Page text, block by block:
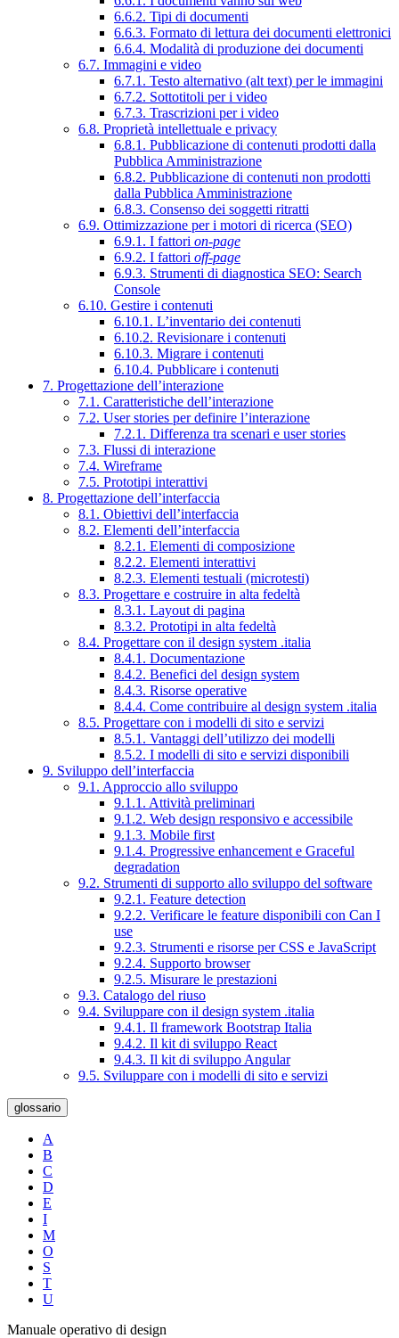
6.6.2. Tipi di documenti
6.6.3. Formato di lettura dei documenti elettronici
6.6.4. Modalità di produzione dei documenti
6.7. Immagini e video
6.7.1. Testo alternativo (alt text) per le immagini
6.7.2. Sottotitoli per i video
6.7.3. Trascrizioni per i video
6.8. Proprietà intellettuale e privacy
6.8.1. Pubblicazione di contenuti prodotti dalla
Pubblica Amministrazione
6.8.2. Pubblicazione di contenuti non prodotti
dalla Pubblica Amministrazione
6.8.3. Consenso dei soggetti ritratti
6.9. Ottimizzazione per i motori di ricerca (SEO)
6.9.1. I fattori on-page
6.9.2. I fattori off-page
6.9.3. Strumenti di diagnostica SEO: Search
Console
6.10. Gestire i contenuti
6.10.1. L’inventario dei contenuti
6.10.2. Revisionare i contenuti
6.10.3. Migrare i contenuti
6.10.4. Pubblicare i contenuti
7. Progettazione dell’interazione
7.1. Caratteristiche dell’interazione
7.2. User stories per definire l’interazione
7.2.1. Differenza tra scenari e user stories
7.3. Flussi di interazione
7.4. Wireframe
7.5. Prototipi interattivi
8. Progettazione dell’interfaccia
8.1. Obiettivi dell’interfaccia
8.2. Elementi dell’interfaccia
8.2.1. Elementi di composizione
8.2.2. Elementi interattivi
8.2.3. Elementi testuali (microtesti)
8.3. Progettare e costruire in alta fedeltà
8.3.1. Layout di pagina
8.3.2. Prototipi in alta fedeltà
8.4. Progettare con il design system .italia
8.4.1. Documentazione
8.4.2. Benefici del design system
8.4.3. Risorse operative
8.4.4. Come contribuire al design system .italia
8.5. Progettare con i modelli di sito e servizi
8.5.1. Vantaggi dell’utilizzo dei modelli
8.5.2. I modelli di sito e servizi disponibili
9. Sviluppo dell’interfaccia
9.1. Approccio allo sviluppo
9.1.1. Attività preliminari
9.1.2. Web design responsivo e accessibile
9.1.3. Mobile first
9.1.4. Progressive enhancement e Graceful
degradation
9.2. Strumenti di supporto allo sviluppo del software
9.2.1. Feature detection
9.2.2. Verificare le feature disponibili con Can I
use
9.2.3. Strumenti e risorse per CSS e JavaScript
9.2.4. Supporto browser
9.2.5. Misurare le prestazioni
9.3. Catalogo del riuso
9.4. Sviluppare con il design system .italia
9.4.1. Il framework Bootstrap Italia
9.4.2. Il kit di sviluppo React
9.4.3. Il kit di sviluppo Angular
9.5. Sviluppare con i modelli di sito e servizi
glossario
A
B
C
D
E
I
M
O
S
T
U
Manuale operativo di design